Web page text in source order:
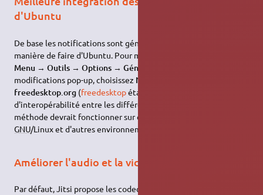
d'Ubuntu
De base les notifications sont génériques et jurent avec la
manière de faire d'Ubuntu. Pour mieux les intégrer, allez dans
Menu →Outils →Options →Général
modifications pop-up, choisissez Notifications
freedesktop.org (freedesktopétant un projet
d'interopérabilité entre les différents types de bureaux, cette
méthode devrait fonctionner sur d'autres distributions
GNU/Linux et d'autres environnements que Gnome).
Améliorer l'audio et la vidéo
Par défaut, Jitsi propose les codecs les plus répandus pour